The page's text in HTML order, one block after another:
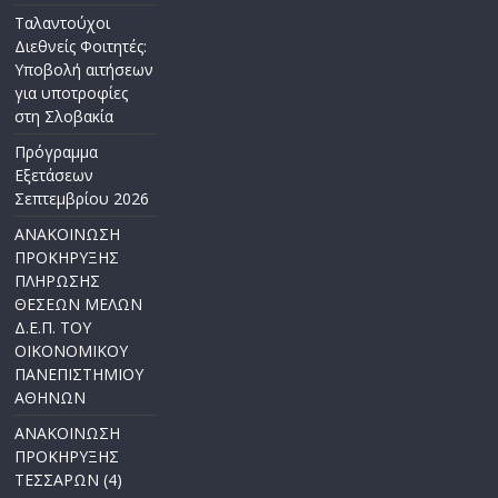
Ταλαντούχοι
Διεθνείς Φοιτητές:
Υποβολή αιτήσεων
για υποτροφίες
στη Σλοβακία
Πρόγραμμα
Εξετάσεων
Σεπτεμβρίου 2026
ΑΝΑΚΟΙΝΩΣΗ
ΠΡΟΚΗΡΥΞΗΣ
ΠΛΗΡΩΣΗΣ
ΘΕΣΕΩΝ ΜΕΛΩΝ
Δ.Ε.Π. ΤΟΥ
ΟΙΚΟΝΟΜΙΚΟΥ
ΠΑΝΕΠΙΣΤΗΜΙΟΥ
ΑΘΗΝΩΝ
ΑΝΑΚΟΙΝΩΣΗ
ΠΡΟΚΗΡΥΞΗΣ
ΤΕΣΣΑΡΩΝ (4)